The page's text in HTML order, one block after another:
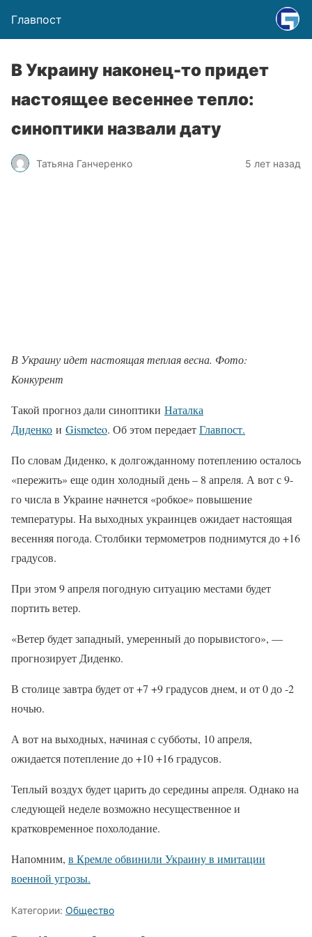
Главпост
В Украину наконец-то придет
настоящее весеннее тепло:
синоптики назвали дату
Татьяна Ганчеренко 5 лет назад
В Украину идет настоящая теплая весна. Фото:
Конкурент
Такой прогноз дали синоптики Наталка
Диденко и Gismeteo. Об этом передаетГлавпост.
По словам Диденко, к долгожданному потеплению осталось
«пережить» еще один холодный день – 8 апреля. А вот с 9-
го числа в Украине начнется «робкое» повышение
температуры. На выходных украинцев ожидает настоящая
весенняя погода. Столбики термометров поднимутся до +16
градусов.
При этом 9 апреля погодную ситуацию местами будет
портить ветер.
«Ветер будет западный, умеренный до порывистого», —
прогнозирует Диденко.
В столице завтра будет от +7 +9 градусов днем, и от 0 до -2
ночью.
А вот на выходных, начиная с субботы, 10 апреля,
ожидается потепление до +10 +16 градусов.
Теплый воздух будет царить до середины апреля. Однако на
следующей неделе возможно несущественное и
кратковременное похолодание.
Напомним, в Кремле обвинили Украину в имитации
военной угрозы.
Категории: Общество